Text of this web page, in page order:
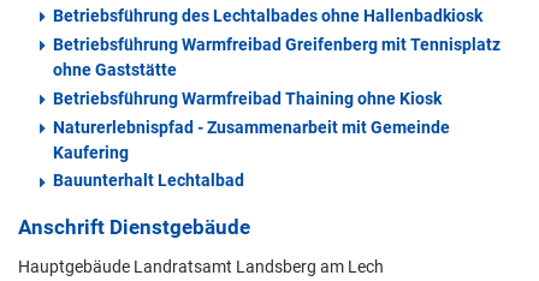
Betriebsführung des Lechtalbades ohne Hallenbadkiosk
Betriebsführung Warmfreibad Greifenberg mit Tennisplatz
ohne Gaststätte
Betriebsführung Warmfreibad Thaining ohne Kiosk
Naturerlebnispfad - Zusammenarbeit mit Gemeinde
Kaufering
Bauunterhalt Lechtalbad
Anschrift Dienstgebäude
Hauptgebäude Landratsamt Landsberg am Lech